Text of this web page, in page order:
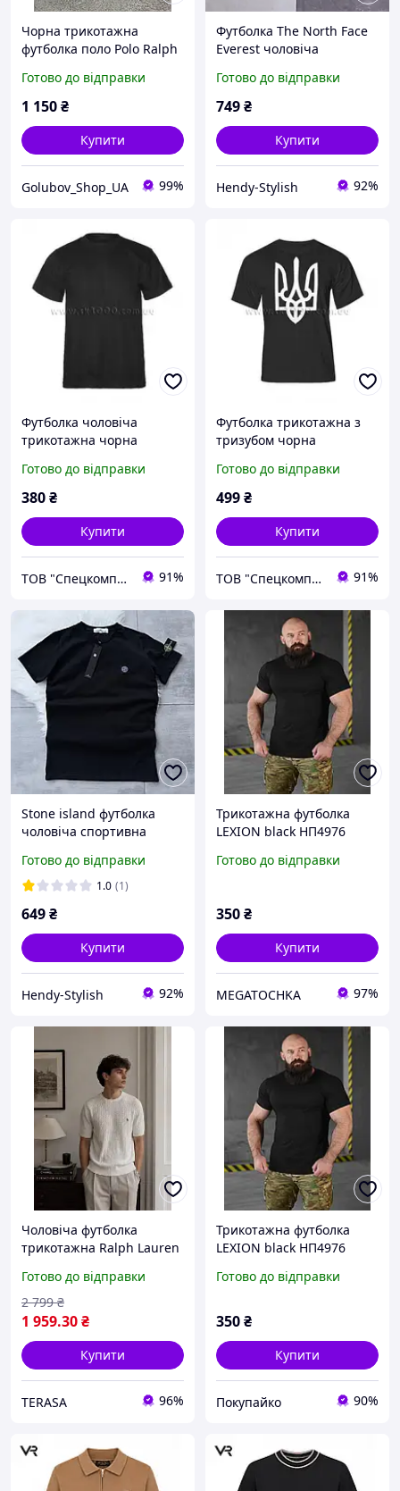
Чорна трикотажна
футболка поло Polo Ralph
блискавці, брендове поло
Поло Ральф Лоурен з
Готово до відправки
1 150₴
Купити
Golubov_Shop_UA 99%
Футболка The North Face
Everest чоловіча
тнф чорний
Готово до відправки
749₴
Купити
Hendy-Stylish 92%
Футболка чоловіча
трикотажна чорна
Готово до відправки
380₴
Купити
ТОВ "Спецкомплект ЮА" 91%
Футболка трикотажна з
тризубом чорна
Готово до відправки
499₴
Купити
ТОВ "Спецкомплект ЮА" 91%
Stone island футболка
чоловіча спортивна
айленд чорна
Готово до відправки
1.0 (1)
649₴
Купити
Hendy-Stylish 92%
Трикотажна футболка
LEXION black НП4976
Готово до відправки
350₴
Купити
MEGATOCHKA 97%
Чоловіча футболка
трикотажна Ralph Lauren
поло Ральф Лорен у
косичку преміум
Готово до відправки
1 959.30₴
2 799 ₴
Купити
TERASA 96%
Трикотажна футболка
LEXION black НП4976
Готово до відправки
350₴
Купити
Покупайко 90%